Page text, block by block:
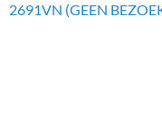
2691VN (GEEN